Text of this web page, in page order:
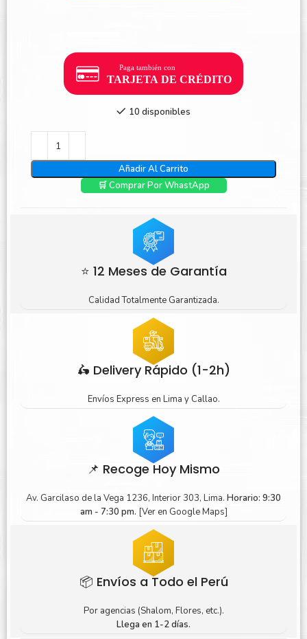
10 disponibles
Añadir Al Carrito
🛒 Comprar Por WhastApp
⭐ 12 Meses de Garantía
Calidad Totalmente Garantizada.
🛵 Delivery Rápido (1-2h)
Envíos Express en Lima y Callao.
📌 Recoge Hoy Mismo
Av. Garcilaso de la Vega 1236, Interior 303, Lima. Horario: 9:30
am - 7:30 pm. [Ver en Google Maps]
📦 Envíos a Todo el Perú
Por agencias (Shalom, Flores, etc.).
Llega en 1-2 días.